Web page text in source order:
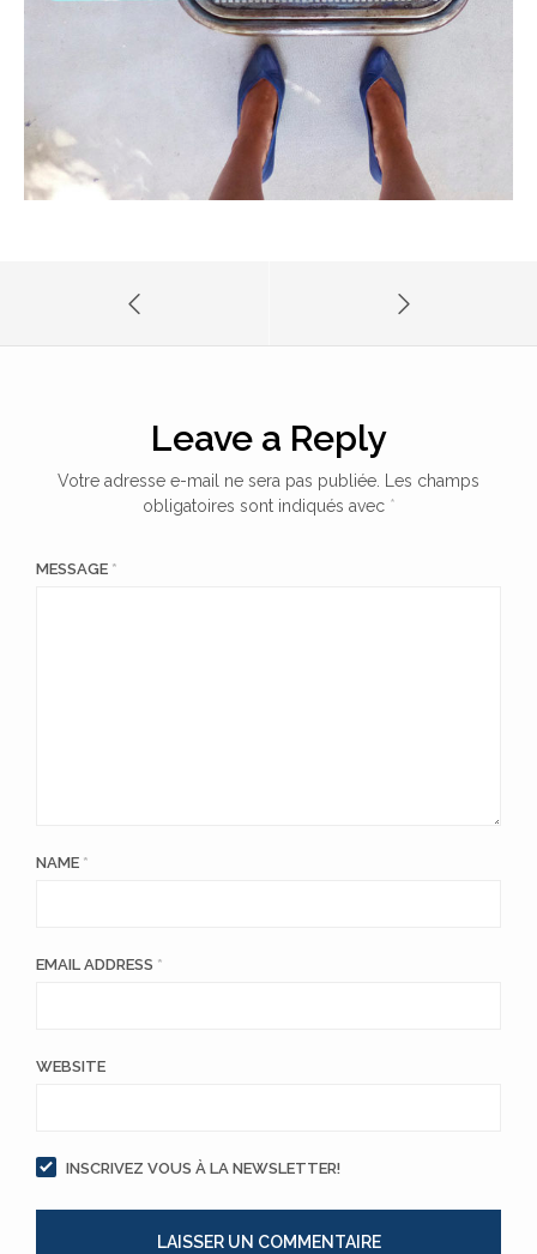
Leave a Reply
Votre adresse e-mail ne sera pas publiée.
Les champs
obligatoires sont indiqués avec *
MESSAGE *
NAME *
EMAIL ADDRESS *
WEBSITE
INSCRIVEZ VOUS À LA NEWSLETTER!